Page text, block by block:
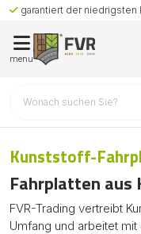
garantiert der niedrigsten
menu
Kunststoff-
Fahrplatten
FVR-Trading vertreibt
Umfang und arbeitet